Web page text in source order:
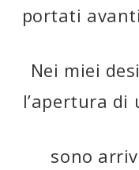
portati avanti
Nei miei
l’apertura di
sono